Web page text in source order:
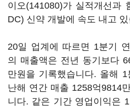
이오(141080)가 실적개선과
DC) 신약 개발에 속도 내고
20일 업계에 따르면 1분기
의 매출액은 전년 동기보다
만원을 기록했습니다. 올해
난해 연간 매출 1258억9814
니다. 같은 기간 영업이익은